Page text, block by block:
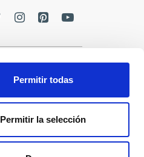
Permitir todas
Permitir la selección